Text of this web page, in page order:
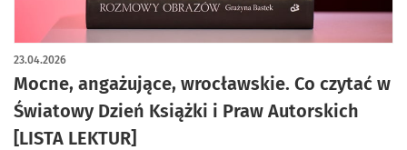
Mocne, angażujące, wrocławskie. Co czytać w
Światowy Dzień Książki i Praw Autorskich
[LISTA LEKTUR]
23.04.2026
artykuł z galerią zdjęć